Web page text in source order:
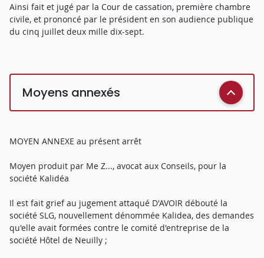
Ainsi fait et jugé par la Cour de cassation, première chambre
civile, et prononcé par le président en son audience publique
du cinq juillet deux mille dix-sept.
Moyens annexés
MOYEN ANNEXE au présent arrêt
Moyen produit par Me Z..., avocat aux Conseils, pour la
société Kalidéa
Il est fait grief au jugement attaqué D'AVOIR débouté la
société SLG, nouvellement dénommée Kalidea, des demandes
qu'elle avait formées contre le comité d'entreprise de la
société Hôtel de Neuilly ;